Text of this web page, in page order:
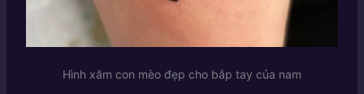
Hình xăm con mèo đẹp cho bắp tay của nam